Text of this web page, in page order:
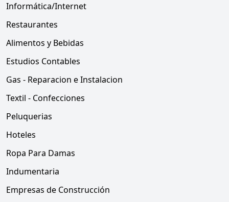
Informática/Internet
Restaurantes
Alimentos y Bebidas
Estudios Contables
Gas - Reparacion e Instalacion
Textil - Confecciones
Peluquerias
Hoteles
Ropa Para Damas
Indumentaria
Empresas de Construcción